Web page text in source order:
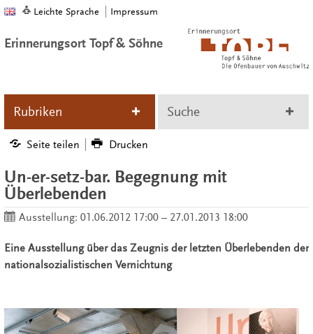
Leichte Sprache Impressum
Erinnerungsort Topf & Söhne
Rubriken Suche
Seite teilen Drucken
Un-er-setz-bar. Begegnung mit
Überlebenden
Ausstellung: 01.06.2012 17:00 – 27.01.2013 18:00
Eine Ausstellung über das Zeugnis der letzten Überlebenden der
nationalsozialistischen Vernichtung